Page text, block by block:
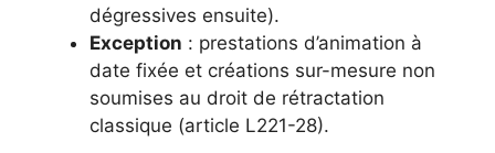
dégressives ensuite).
Exception : prestations d’animation à
date fixée et créations sur-mesure non
soumises au droit de rétractation
classique (article L221-28).